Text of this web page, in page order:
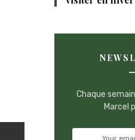
Chaque
Marcel